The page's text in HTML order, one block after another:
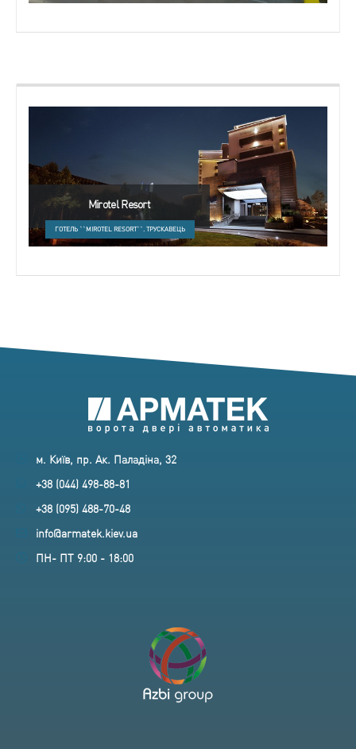
Mirotel Resort
ГОТЕЛЬ ``MIROTEL RESORT``. ТРУСКАВЕЦЬ
м. Київ, пр. Ак. Паладіна, 32
+38 (044) 498-88-81
+38 (095) 488-70-48
info@armatek.kiev.ua
ПН- ПТ 9:00 - 18:00